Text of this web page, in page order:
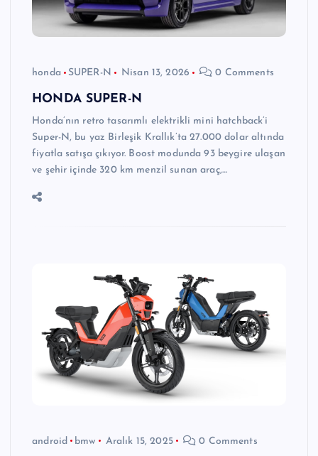
honda SUPER-N Nisan 13, 2026 0 Comments
HONDA SUPER-N
Honda’nın retro tasarımlı elektrikli mini hatchback’i
Super-N, bu yaz Birleşik Krallık’ta 27.000 dolar altında
fiyatla satışa çıkıyor. Boost modunda 93 beygire ulaşan
ve şehir içinde 320 km menzil sunan araç,…
android bmw Aralık 15, 2025 0 Comments